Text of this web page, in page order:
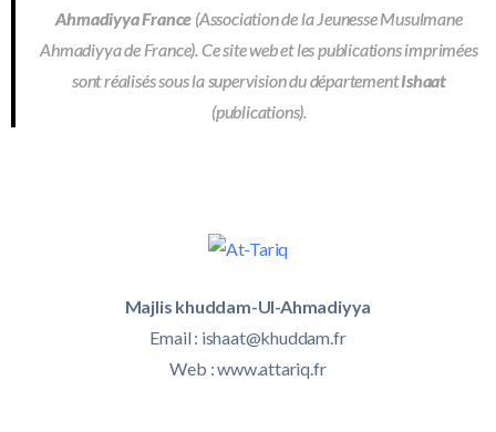
Ahmadiyya France (Association de la Jeunesse Musulmane
Ahmadiyya de France). Ce site web et les publications imprimées
sont réalisés sous la supervision du départementIshaat
(publications).
Majlis khuddam-Ul-Ahmadiyya
Email : ishaat@khuddam.fr
Web : www.attariq.fr